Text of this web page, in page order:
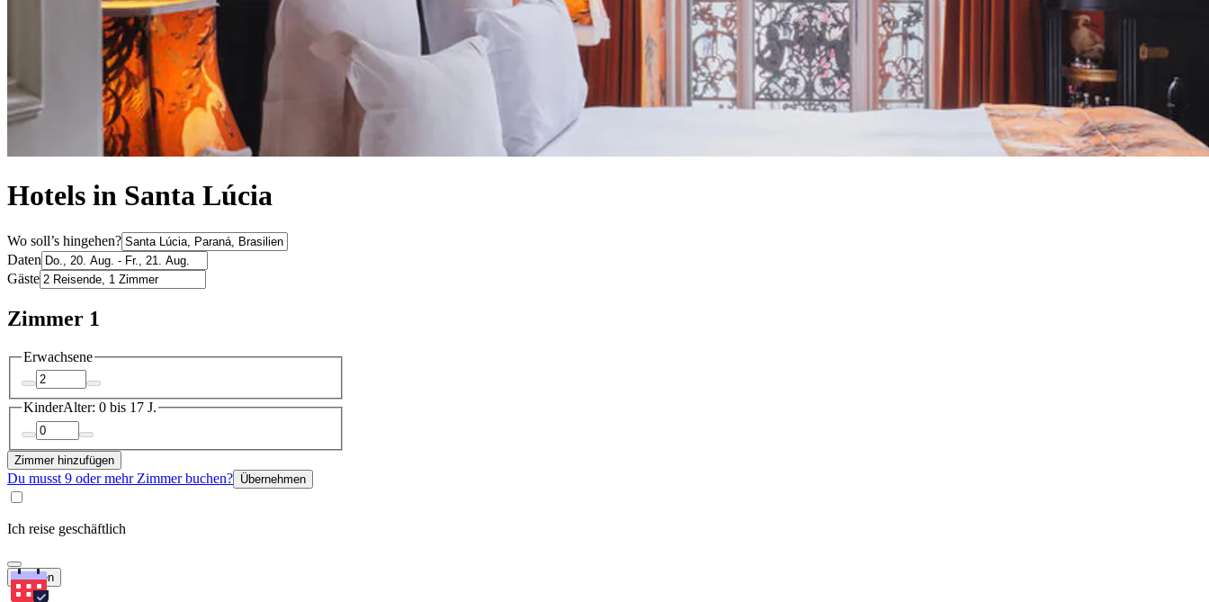
Hotels in Santa Lúcia
Wo soll’s hingehen?
Daten
Gäste
Zimmer 1
Erwachsene
KinderAlter: 0 bis 17 J.
Zimmer hinzufügen
Du musst 9 oder mehr Zimmer buchen? Übernehmen
Ich reise geschäftlich
Suchen